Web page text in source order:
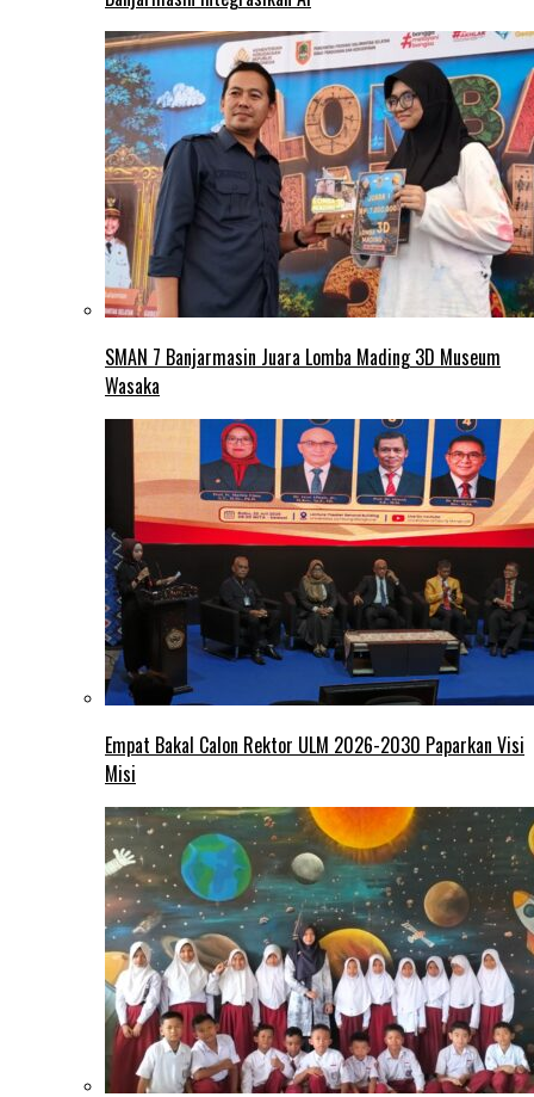
SMAN 7 Banjarmasin Juara Lomba Mading 3D Museum
Wasaka
Empat Bakal Calon Rektor ULM 2026-2030 Paparkan Visi
Misi